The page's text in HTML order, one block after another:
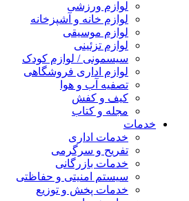
لوازم ورزشی
لوازم خانه و آشپزخانه
لوازم موسیقی
لوازم تزئینی
سیسمونی / لوازم کودک
لوازم اداری فروشگاهی
تصفیه آب و هوا
کیف و کفش
مجله و کتاب
خدمات
خدمات اداری
تفریح و سرگرمی
خدمات بازرگانی
سیستم امنیتی و حفاظتی
خدمات پخش و توزیع